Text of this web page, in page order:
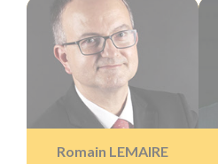
Romain LEMAIRE